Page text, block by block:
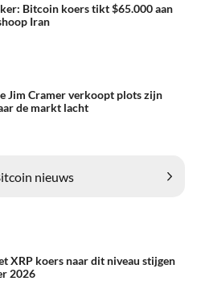
Bitcoin koers tikt $65.000 aan
Iran
Jim Cramer verkoopt plots zijn
de markt lacht
nieuws
XRP koers naar dit niveau stijgen
2026